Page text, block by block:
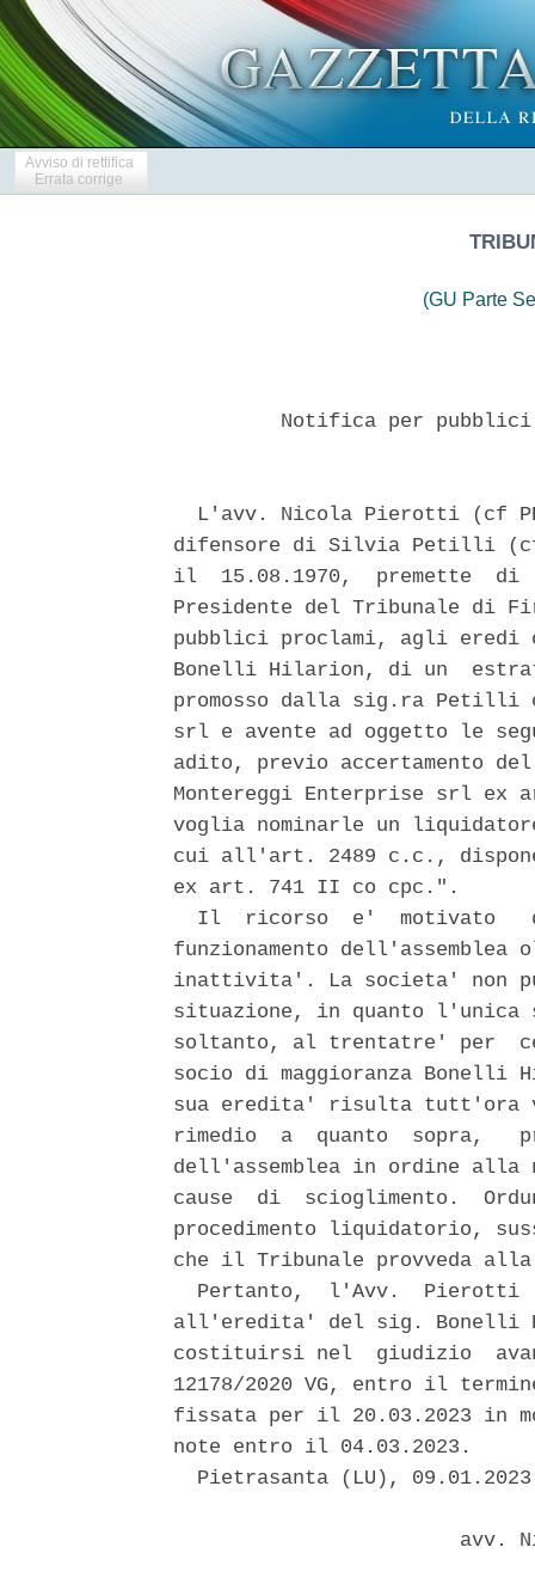
Avviso di rettifica
Errata corrige
(GU Parte
Notifica per
L'avv. Nicola Pierotti (cf
difensore di Silvia Petilli (cf
il  15.08.1970,  premette
Presidente del Tribunale di
pubblici proclami, agli
Bonelli Hilarion, di un
promosso dalla sig.ra Petilli
srl e avente ad oggetto le
adito, previo accertamento
Montereggi Enterprise srl
voglia nominarle un
cui all'art. 2489 c.c.,
ex art. 741 II co cpc.".
Il  ricorso  e'  motivato
funzionamento dell'assemblea
inattivita'. La societa' non
situazione, in quanto l'unica
soltanto, al trentatre' per
socio di maggioranza Bonelli
sua eredita' risulta tutt'ora
rimedio  a  quanto  sopra,
dell'assemblea in ordine
cause  di  scioglimento.
procedimento liquidatorio,
che il Tribunale provveda
Pertanto,  l'Avv.  Pierotti
all'eredita' del sig. Bonelli
costituirsi nel  giudizio
12178/2020 VG, entro il
fissata per il 20.03.2023 in
note entro il 04.03.2023.
Pietrasanta (LU),
avv.